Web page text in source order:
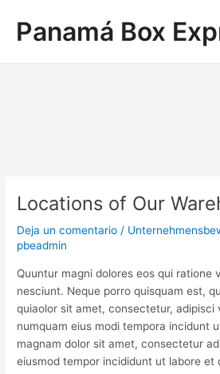
contenido
Panamá Box
Locations of Our
Deja un comentario /
pbeadmin
Quuntur magni dolores eos qui ratione
nesciunt. Neque porro quisquam est,
quiaolor sit amet, consectetur, adipisci
numquam eius modi tempora incidunt
magnam dolor sit amet, consectetur
eiusmod tempor incididunt ut labore et
de
entradas